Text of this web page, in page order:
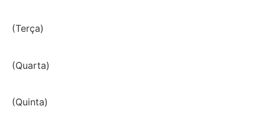
(Terça)
(Quarta)
(Quinta)